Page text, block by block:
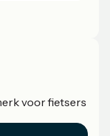
voor fietsers